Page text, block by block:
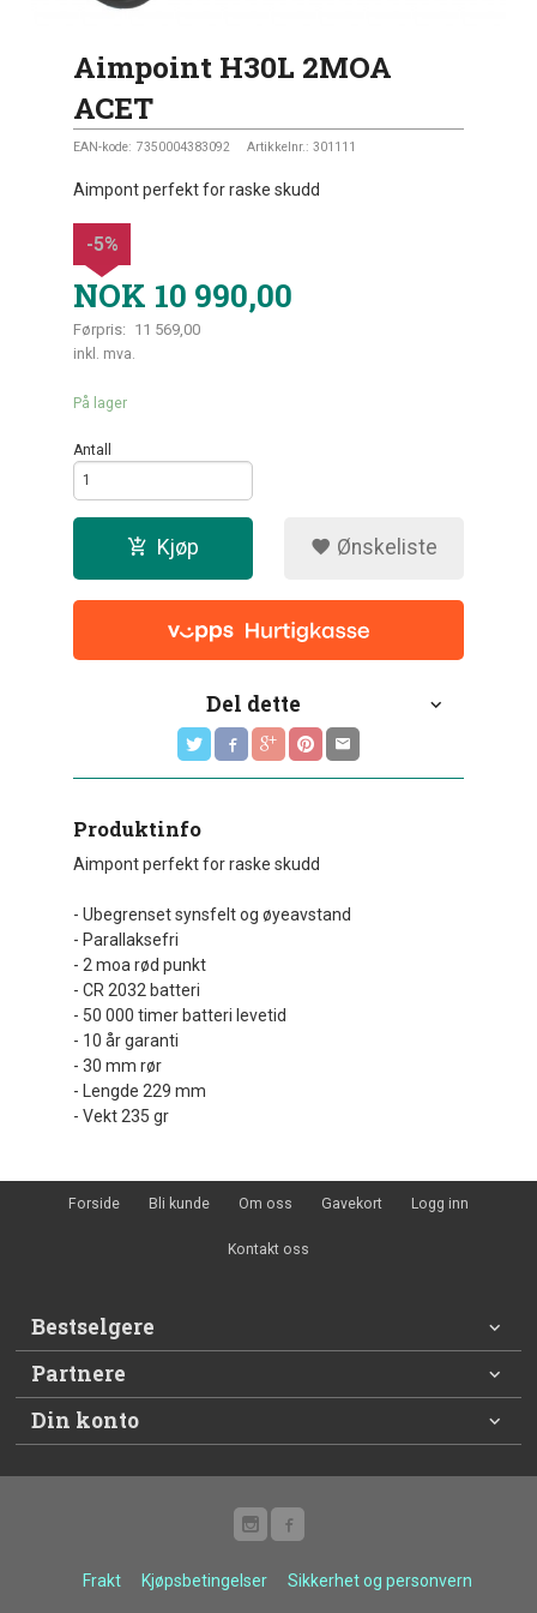
Aimpoint H30L 2MOA
ACET
EAN-kode: 7350004383092 Artikkelnr.: 301111
Aimpont perfekt for raske skudd
NOK 10 990,00
Førpris: 11 569,00
Rabatt
-5%
inkl. mva.
På lager
Antall
Kjøp Ønskeliste
Del dette
Produktinfo
Aimpont perfekt for raske skudd
- Ubegrenset synsfelt og øyeavstand
- Parallaksefri
- 2 moa rød punkt
- CR 2032 batteri
- 50 000 timer batteri levetid
- 10 år garanti
- 30 mm rør
- Lengde 229 mm
- Vekt 235 gr
Forside Bli kunde Om oss Gavekort Logg inn
Kontakt oss
Bestselgere
Partnere
Din konto
Frakt Kjøpsbetingelser Sikkerhet og personvern